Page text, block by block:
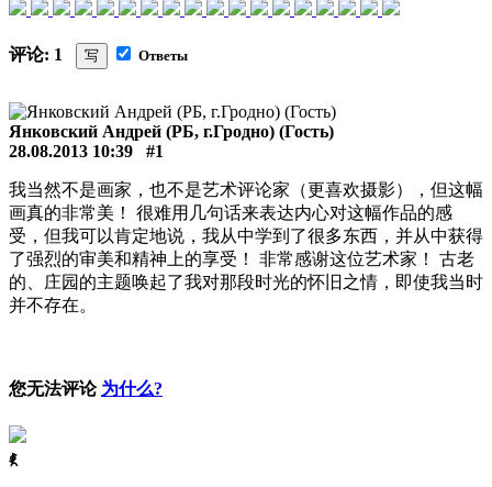
评论: 1 写 Ответы
Янковский Андрей (РБ, г.Гродно) (Гость)
28.08.2013 10:39
#1
我当然不是画家，也不是艺术评论家（更喜欢摄影），但这幅
画真的非常美！ 很难用几句话来表达内心对这幅作品的感
受，但我可以肯定地说，我从中学到了很多东西，并从中获得
了强烈的审美和精神上的享受！ 非常感谢这位艺术家！ 古老
的、庄园的主题唤起了我对那段时光的怀旧之情，即使我当时
并不存在。
您无法评论 为什么?
ꈅ